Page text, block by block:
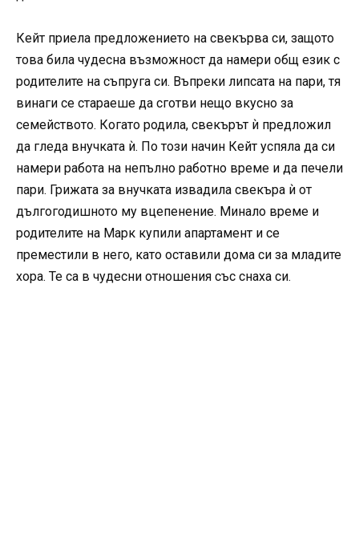
Кейт приела предложението на свекърва си, защото
това била чудесна възможност да намери общ език с
родителите на съпруга си. Въпреки липсата на пари, тя
винаги се стараеше да сготви нещо вкусно за
семейството. Когато родила, свекърът ѝ предложил
да гледа внучката ѝ. По този начин Кейт успяла да си
намери работа на непълно работно време и да печели
пари. Грижата за внучката извадила свекъра ѝ от
дългогодишното му вцепенение. Минало време и
родителите на Марк купили апартамент и се
преместили в него, като оставили дома си за младите
хора. Те са в чудесни отношения със снаха си.